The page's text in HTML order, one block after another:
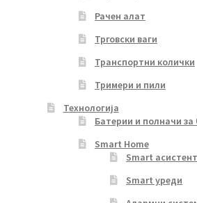
Рачен алат
Трговски ваги
Транспортни колички
Тримери и пили
Технологија
Батерии и полначи за
Smart Home
Smart
Smart уреди